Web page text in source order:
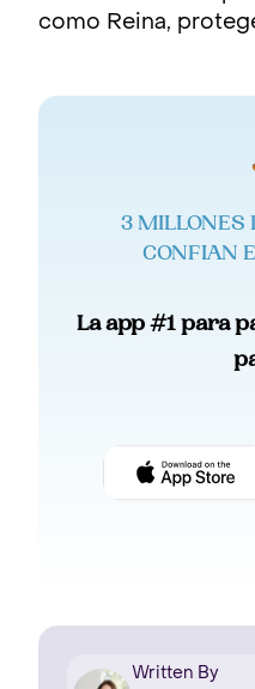
como Reina,
3 MILLONES
CONFIAN
La app #1 para
Written By